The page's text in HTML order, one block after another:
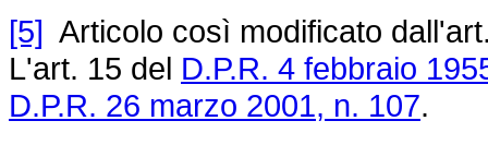
[5] Articolo così modificato
L'art. 15 del D.P.R. 4 febbraio
D.P.R. 26 marzo 2001, n. 107.